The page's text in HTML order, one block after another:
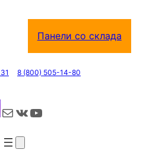
Панели со склада
8 (800) 505-14-80
Почта ВКонтакте YouTube